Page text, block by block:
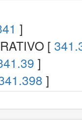
]
[
]
]